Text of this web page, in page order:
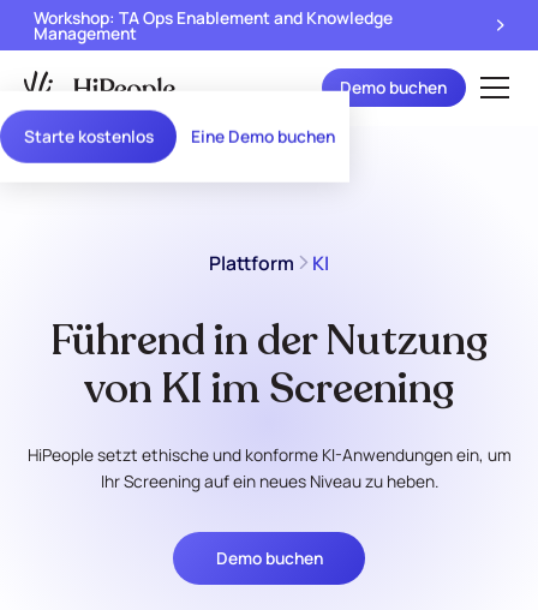
Starte kostenlos Eine Demo buchen
Workshop: TA Ops Enablement and Knowledge
Management
Demo buchen
Plattform KI
Führend in der Nutzung
von KI im Screening
HiPeople setzt ethische und konforme KI-Anwendungen ein, um
Ihr Screening auf ein neues Niveau zu heben.
Demo buchen